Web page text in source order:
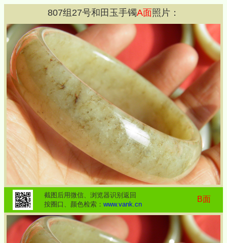
807组 27号和田玉手镯A面照片：
截图后用微信、浏览器识别返回
按圈口、颜色检索： www.vank.cn
B面